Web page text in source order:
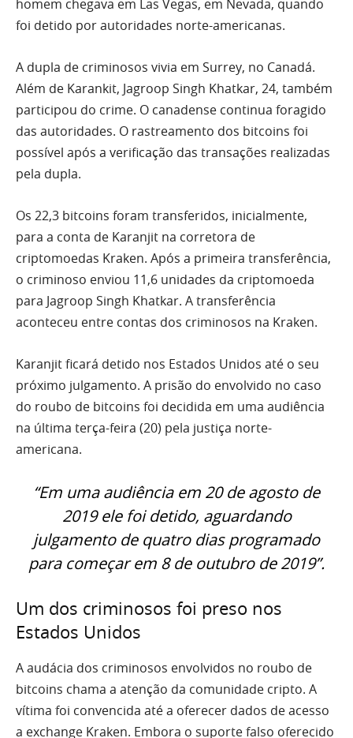
homem chegava em Las Vegas, em Nevada, quando
foi detido por autoridades norte-americanas.
A dupla de criminosos vivia em Surrey, no Canadá.
Além de Karankit, Jagroop Singh Khatkar, 24, também
participou do crime. O canadense continua foragido
das autoridades. O rastreamento dos bitcoins foi
possível após a verificação das transações realizadas
pela dupla.
Os 22,3 bitcoins foram transferidos, inicialmente,
para a conta de Karanjit na corretora de
criptomoedas Kraken. Após a primeira transferência,
o criminoso enviou 11,6 unidades da criptomoeda
para Jagroop Singh Khatkar. A transferência
aconteceu entre contas dos criminosos na Kraken.
Karanjit ficará detido nos Estados Unidos até o seu
próximo julgamento. A prisão do envolvido no caso
do roubo de bitcoins foi decidida em uma audiência
na última terça-feira (20) pela justiça norte-
americana.
“Em uma audiência em 20 de agosto de
2019 ele foi detido, aguardando
julgamento de quatro dias programado
para começar em 8 de outubro de 2019”.
Um dos criminosos foi preso nos
Estados Unidos
A audácia dos criminosos envolvidos no roubo de
bitcoins chama a atenção da comunidade cripto. A
vítima foi convencida até a oferecer dados de acesso
a exchange Kraken. Embora o suporte falso oferecido